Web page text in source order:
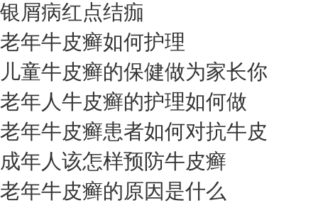
银屑病红点结痂
老年牛皮癣如何护理
儿童牛皮癣的保健做为家长你
老年人牛皮癣的护理如何做
老年牛皮癣患者如何对抗牛皮
成年人该怎样预防牛皮癣
老年牛皮癣的原因是什么